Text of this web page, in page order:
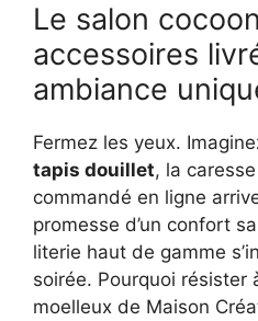
Le salon
accessoires
ambiance
Fermez les yeux.
tapis douillet, la
commandé en ligne
promesse d’un confort
literie haut de gamme
soirée. Pourquoi résister
moelleux de Maison